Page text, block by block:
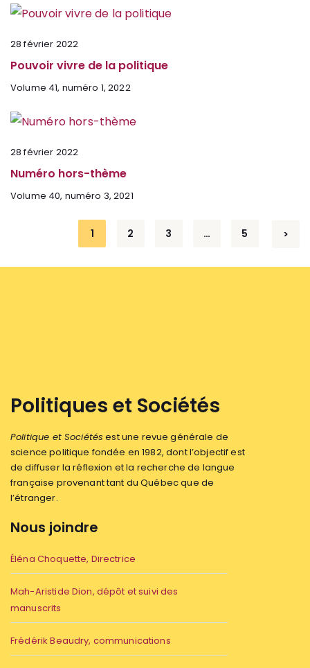
28 février 2022
Pouvoir vivre de la politique
Volume 41, numéro 1, 2022
28 février 2022
Numéro hors-thème
Volume 40, numéro 3, 2021
1 2 3 … 5 >
Politiques et Sociétés
Politique et Sociétés est une revue générale de
science politique fondée en 1982, dont l’objectif est
de diffuser la réflexion et la recherche de langue
française provenant tant du Québec que de
l’étranger.
Nous joindre
Éléna Choquette, Directrice
Mah-Aristide Dion, dépôt et suivi des
manuscrits
Frédérik Beaudry, communications